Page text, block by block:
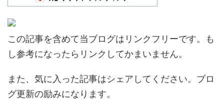
この記事を含めて当ブログはリンクフリーです。も
し参考になったらリンクしてかまいません。
また、気に入った記事はシェアしてください。ブロ
グ更新の励みになります。